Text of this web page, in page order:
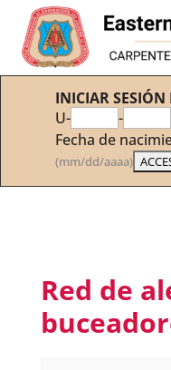
INICIAR
U-
-
Fecha de
(mm/dd/aaaa)
Red de